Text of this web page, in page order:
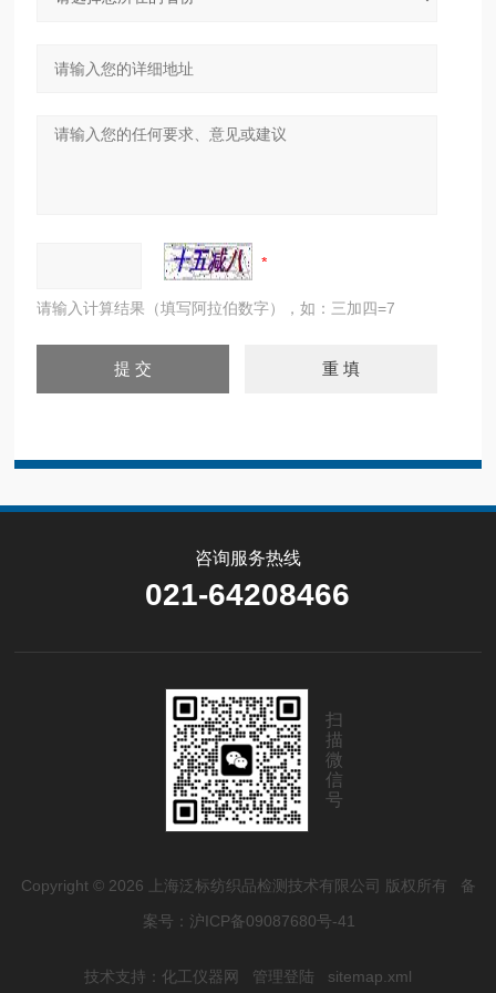
请输入计算结果（填写阿拉伯数字），如：三加四=7
咨询服务热线
021-64208466
扫
描
微
信
号
Copyright © 2026 上海泛标纺织品检测技术有限公司 版权所有 备
案号：沪ICP备09087680号-41
技术支持： 化工仪器网 管理登陆 sitemap.xml